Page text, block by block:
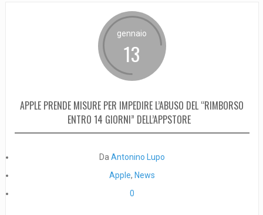
gennaio
13
APPLE PRENDE MISURE PER IMPEDIRE L’ABUSO DEL “RIMBORSO
ENTRO 14 GIORNI” DELL’APPSTORE
Da Antonino Lupo
Apple, News
0